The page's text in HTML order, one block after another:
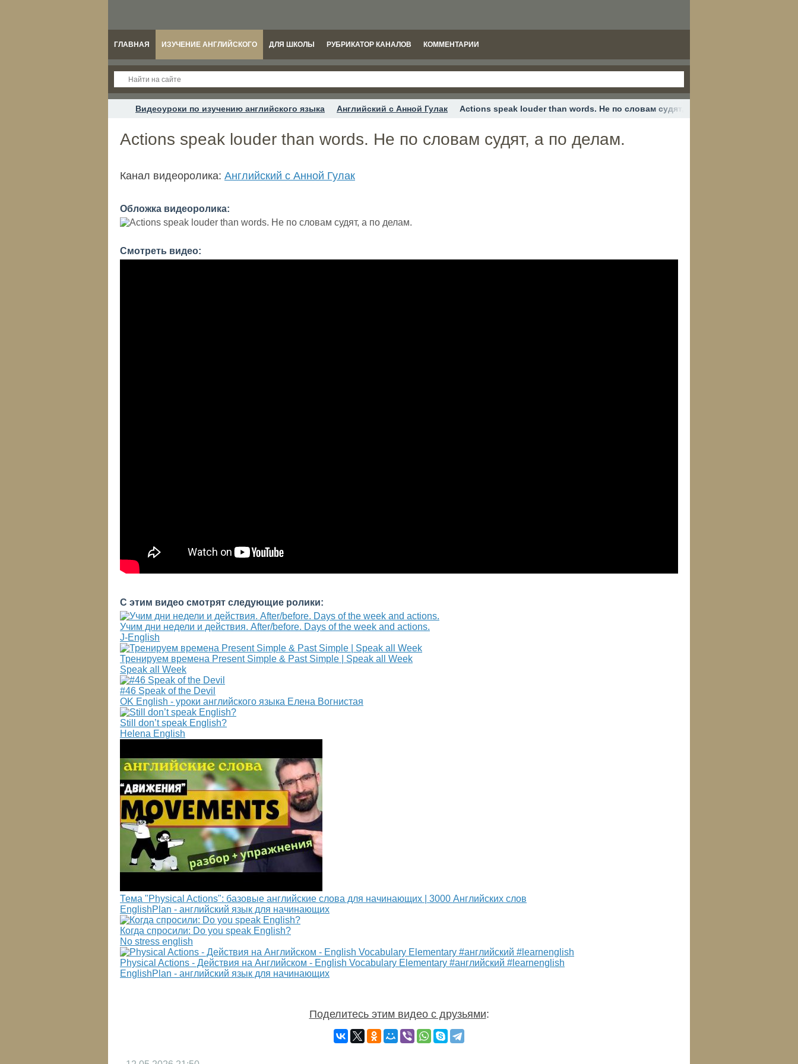
ГЛАВНАЯ ИЗУЧЕНИЕ АНГЛИЙСКОГО ДЛЯ ШКОЛЫ РУБРИКАТОР КАНАЛОВ КОММЕНТАРИИ
Видеоуроки по изучению английского языка Английский с Анной Гулак Actions speak louder than words. Не по словам судят, а по делам.
Actions speak louder than words. Не по словам судят, а по делам.
Канал видеоролика: Английский с Анной Гулак
Обложка видеоролика:
Смотреть видео:
С этим видео смотрят следующие ролики:
Учим дни недели и действия. After/before. Days of the week and actions.
J-English
Тренируем времена Present Simple & Past Simple | Speak all Week
Speak all Week
#46 Speak of the Devil
OK English - уроки английского языка Елена Вогнистая
Still don’t speak English?
Helena English
Тема "Physical Actions": базовые английские слова для начинающих | 3000 Английских слов
EnglishPlan - английский язык для начинающих
Когда спросили: Do you speak English?
No stress english
Physical Actions - Действия на Английском - English Vocabulary Elementary #английский #learnenglish
EnglishPlan - английский язык для начинающих
Поделитесь этим видео с друзьями: